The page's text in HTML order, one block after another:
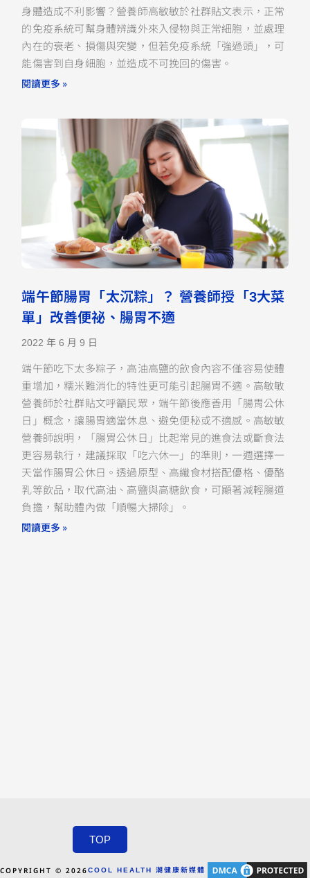
身體造成不利影響？營養師高敏敏於社群貼文表示，正常
的免疫系統可幫身體辨識外來入侵物與正常細胞，並處理
內在的衰老、損傷與突變，但若免疫系統「強過頭」，可
能傷害到自身細胞，並造成不可挽回的傷害。
閱讀更多 »
端午節腸胃「太沉粽」？ 營養師授「3大菜
單」改善便祕、腸胃不適
2022 年 6 月 9 日
端午節吃下太多粽子，高油高鹽的飲食內容不僅容易使體
重增加，糯米難消化的特性更可能引起腸胃不適。高敏敏
營養師於社群貼文呼籲民眾，端午節後應善用「腸胃公休
日」概念，讓腸胃適當休息、避免便秘或不適感。高敏敏
營養師說明，「腸胃公休日」比起常見的進食法或斷食法
更容易執行，建議採取「吃六休一」的準則，一週選擇一
天當作腸胃公休日。透過原型、高纖食材搭配優格、優酪
乳等飲品，取代高油、高鹽與高糖飲食，可顯著減輕腸道
負擔，幫助體內做「順暢大掃除」。
閱讀更多 »
TOP
COPYRIGHT © 2026COOL HEALTH 潮健康新媒體